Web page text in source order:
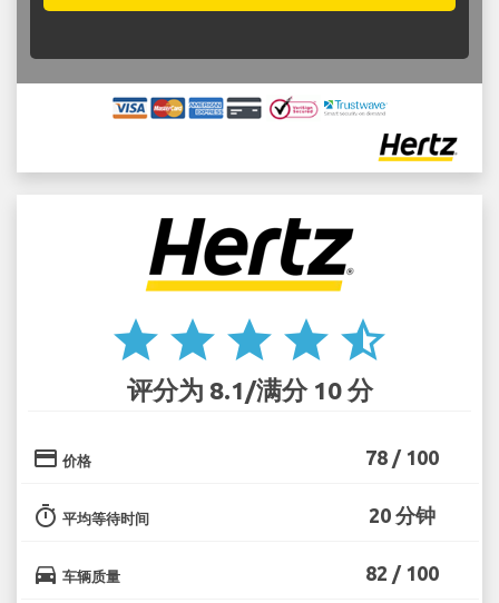
star star star star star_half
评分为 8.1/满分 10 分
credit_card 价格 78 / 100
timer 平均等待时间 20 分钟
directions_car 车辆质量 82 / 100